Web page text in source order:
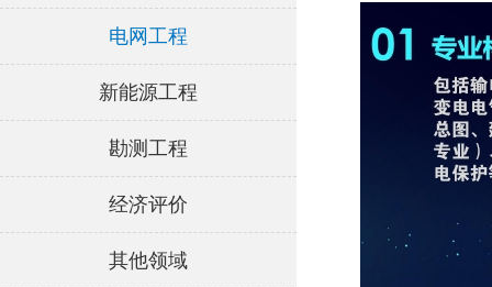
电网工程
新能源工程
勘测工程
经济评价
其他领域
勘测设计